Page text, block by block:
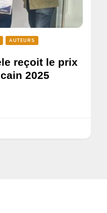
AUTEURS
reçoit le prix
2025